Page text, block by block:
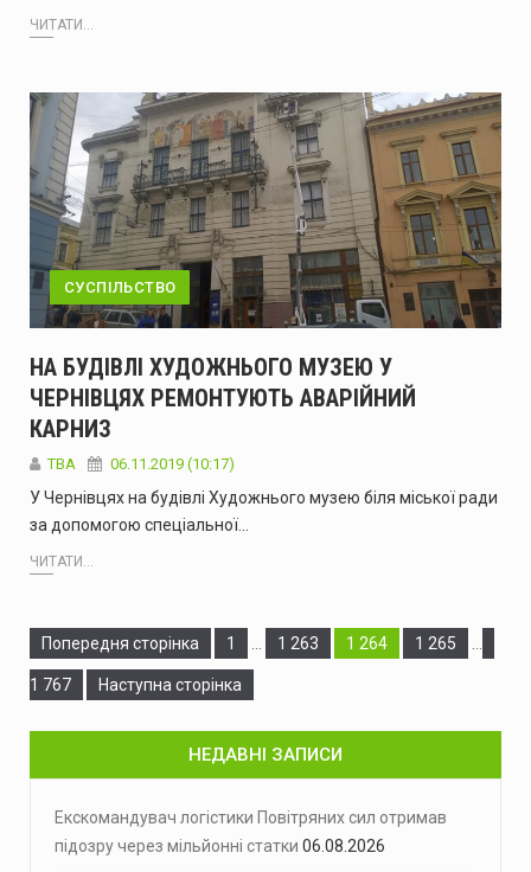
ЧИТАТИ...
СУСПІЛЬСТВО
НА БУДІВЛІ ХУДОЖНЬОГО МУЗЕЮ У
ЧЕРНІВЦЯХ РЕМОНТУЮТЬ АВАРІЙНИЙ
КАРНИЗ
TBA 06.11.2019 (10:17)
У Чернівцях на будівлі Художнього музею біля міської ради
за допомогою спеціальної…
ЧИТАТИ...
Попередня сторінка Сторінка
1 Сторінка
1 263 Сторінка
1 264 Сторінка
1 265
1 767 Наступна сторінка
НЕДАВНІ ЗАПИСИ
Екскомандувач логістики Повітряних сил отримав
підозру через мільйонні статки 06.08.2026